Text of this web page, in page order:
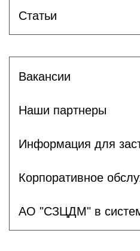
Статьи
Вакансии
Наши партнеры
Информация для
Корпоративное
АО "СЗЦДМ" в